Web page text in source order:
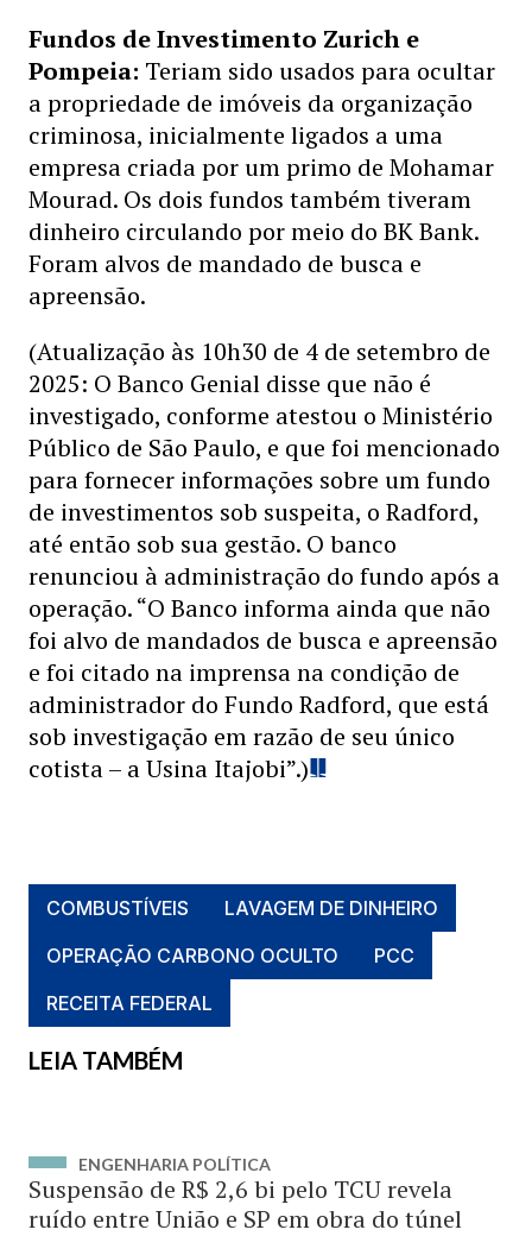
Fundos de Investimento Zurich e
Pompeia: Teriam sido usados para ocultar
a propriedade de imóveis da organização
criminosa, inicialmente ligados a uma
empresa criada por um primo de Mohamar
Mourad. Os dois fundos também tiveram
dinheiro circulando por meio do BK Bank.
Foram alvos de mandado de busca e
apreensão.
(Atualização às 10h30 de 4 de setembro de
2025: O Banco Genial disse que não é
investigado, conforme atestou o Ministério
Público de São Paulo, e que foi mencionado
para fornecer informações sobre um fundo
de investimentos sob suspeita, o Radford,
até então sob sua gestão. O banco
renunciou à administração do fundo após a
operação. “O Banco informa ainda que não
foi alvo de mandados de busca e apreensão
e foi citado na imprensa na condição de
administrador do Fundo Radford, que está
sob investigação em razão de seu único
cotista – a Usina Itajobi”.)
COMBUSTÍVEIS
LAVAGEM DE DINHEIRO
OPERAÇÃO CARBONO OCULTO
PCC
RECEITA FEDERAL
LEIA TAMBÉM
ENGENHARIA POLÍTICA
Suspensão de R$ 2,6 bi pelo TCU revela
ruído entre União e SP em obra do túnel